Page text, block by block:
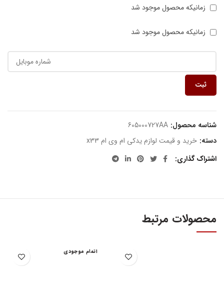
زمانیکه محصول موجود شد
زمانیکه محصول موجود شد
ثبت
شناسه محصول: 605000727AA
دسته: خرید و قیمت لوازم یدکی ام وی ام x33
اشتراک گذاری
محصولات مرتبط
اتمام موجودی